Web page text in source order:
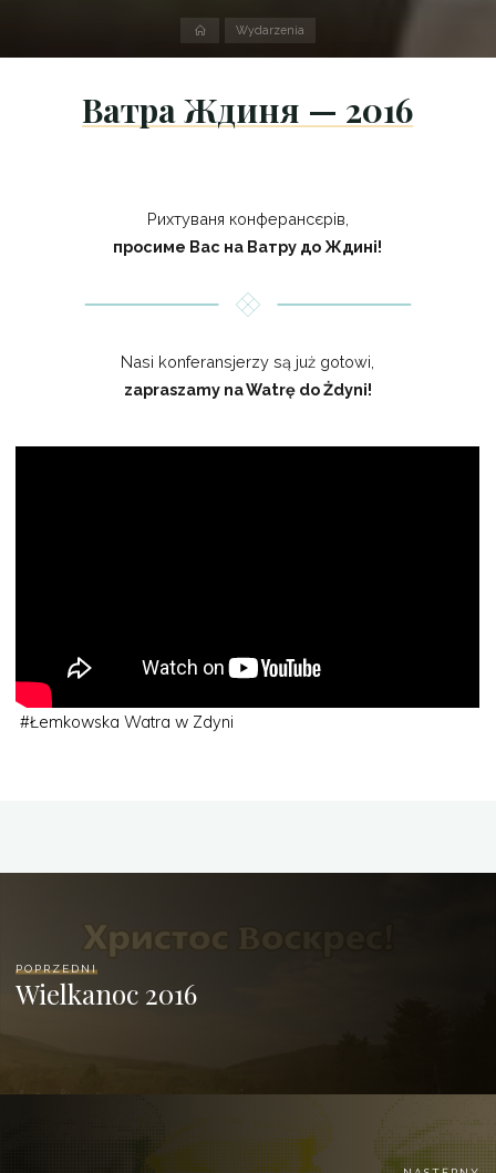
StronaWydarzenia
Ватра Ждиня — 2016
Рихтуваня конферансєрів,
просиме Вас на Ватру до Ждині!
Nasi konferansjerzy są już gotowi,
zapraszamy na Watrę do Żdyni!
#Łemkowska Watra w Zdyni
POPRZEDNI
Wielkanoc 2016